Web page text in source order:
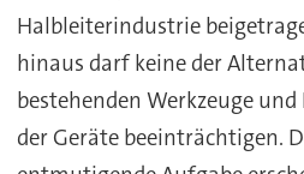
Halbleiterindustrie
hinaus darf keine der
bestehenden Werkzeuge
der Geräte beeinträchtigen.